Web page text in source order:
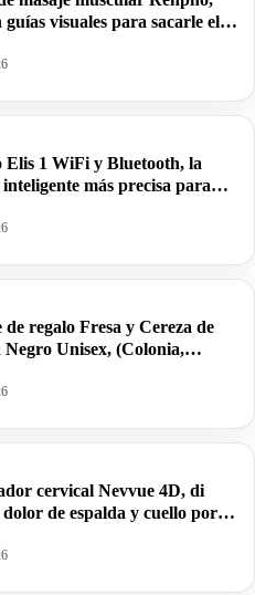
guías visuales para sacarle el
Elis 1 WiFi y Bluetooth, la
más precisa para
de regalo Fresa y Cereza de
Unisex, (Colonia,
cervical Nevvue 4D, di
dolor de espalda y cuello por